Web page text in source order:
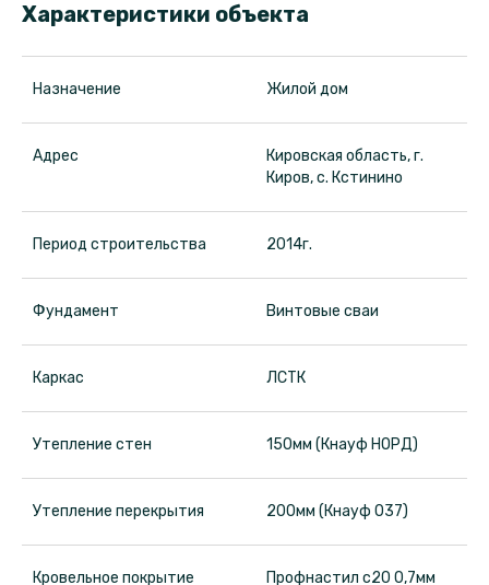
Характеристики объекта
Назначение Жилой дом
Адрес
Кировская область, г.
Киров, с. Кстинино
Период строительства 2014г.
Фундамент Винтовые сваи
Каркас ЛСТК
Утепление стен 150мм (Кнауф НОРД)
Утепление перекрытия 200мм (Кнауф 037)
Кровельное покрытие Профнастил с20 0,7мм